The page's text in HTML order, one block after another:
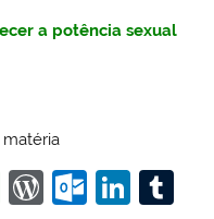
a potência sexual
W W O
Li